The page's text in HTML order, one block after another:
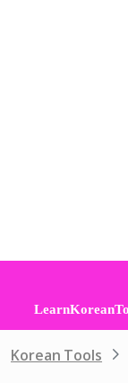
Korean Tools